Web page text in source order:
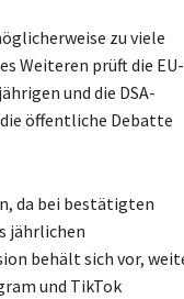
zu viele
Weiteren prüft die EU-
und die DSA-
öffentliche Debatte
da bei bestätigten
jährlichen
behält sich vor,
und TikTok